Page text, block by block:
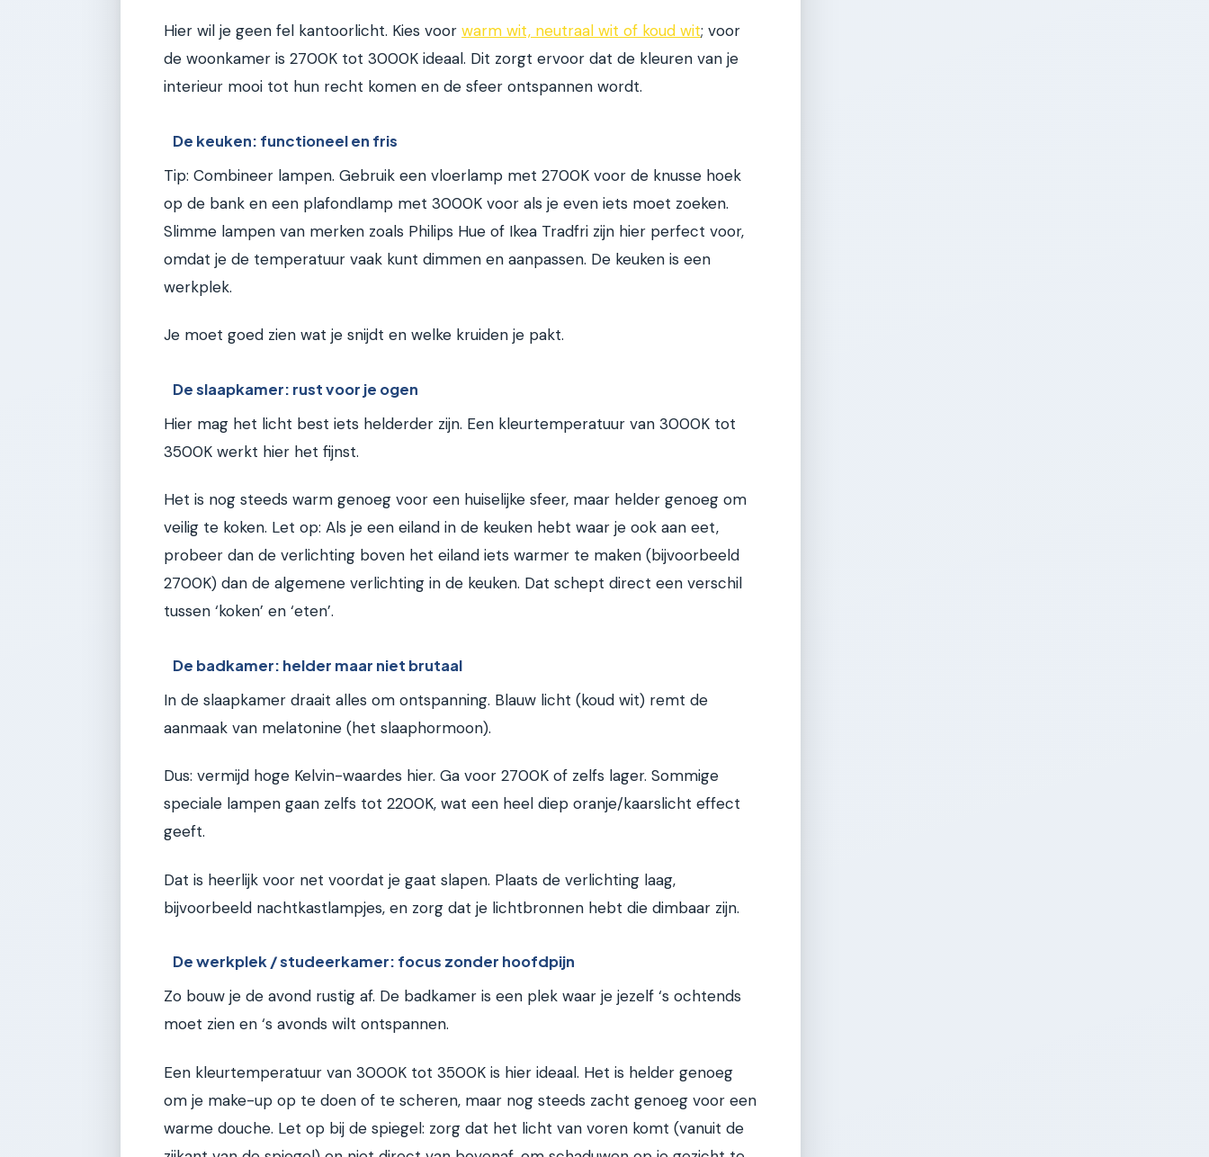
Hier wil je geen fel kantoorlicht. Kies voor warm wit, neutraal wit of koud wit; voor
de woonkamer is 2700K tot 3000K ideaal. Dit zorgt ervoor dat de kleuren van je
interieur mooi tot hun recht komen en de sfeer ontspannen wordt.
De keuken: functioneel en fris
Tip: Combineer lampen. Gebruik een vloerlamp met 2700K voor de knusse hoek
op de bank en een plafondlamp met 3000K voor als je even iets moet zoeken.
Slimme lampen van merken zoals Philips Hue of Ikea Tradfri zijn hier perfect voor,
omdat je de temperatuur vaak kunt dimmen en aanpassen. De keuken is een
werkplek.
Je moet goed zien wat je snijdt en welke kruiden je pakt.
De slaapkamer: rust voor je ogen
Hier mag het licht best iets helderder zijn. Een kleurtemperatuur van 3000K tot
3500K werkt hier het fijnst.
Het is nog steeds warm genoeg voor een huiselijke sfeer, maar helder genoeg om
veilig te koken. Let op: Als je een eiland in de keuken hebt waar je ook aan eet,
probeer dan de verlichting boven het eiland iets warmer te maken (bijvoorbeeld
2700K) dan de algemene verlichting in de keuken. Dat schept direct een verschil
tussen ‘koken’ en ‘eten’.
De badkamer: helder maar niet brutaal
In de slaapkamer draait alles om ontspanning. Blauw licht (koud wit) remt de
aanmaak van melatonine (het slaaphormoon).
Dus: vermijd hoge Kelvin-waardes hier. Ga voor 2700K of zelfs lager. Sommige
speciale lampen gaan zelfs tot 2200K, wat een heel diep oranje/kaarslicht effect
geeft.
Dat is heerlijk voor net voordat je gaat slapen. Plaats de verlichting laag,
bijvoorbeeld nachtkastlampjes, en zorg dat je lichtbronnen hebt die dimbaar zijn.
De werkplek / studeerkamer: focus zonder hoofdpijn
Zo bouw je de avond rustig af. De badkamer is een plek waar je jezelf ‘s ochtends
moet zien en ‘s avonds wilt ontspannen.
Een kleurtemperatuur van 3000K tot 3500K is hier ideaal. Het is helder genoeg
om je make-up op te doen of te scheren, maar nog steeds zacht genoeg voor een
warme douche. Let op bij de spiegel: zorg dat het licht van voren komt (vanuit de